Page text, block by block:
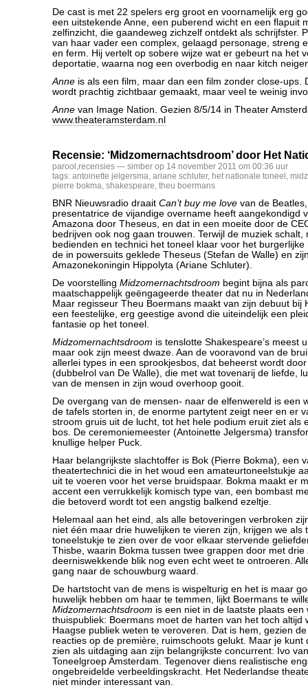
De cast is met 22 spelers erg groot en voornamelijk erg
een uitstekende Anne, een puberend wicht en een flapuit
zelfinzicht, die gaandeweg zichzelf ontdekt als schrijfster.
van haar vader een complex, gelaagd personage, streng
en ferm. Hij vertelt op sobere wijze wat er gebeurt na het
deportatie, waarna nog een overbodig en naar kitch
Anne is als een film, maar dan een film zonder close-ups.
wordt prachtig zichtbaar gemaakt, maar veel te weinig
Anne van Image Nation. Gezien 8/5/14 in Theater
www.theateramsterdam.nl
Recensie: ‘Midzomernachtsdroom’ door Het
parool ,recensies — simber op 14 november 2011 om 00:36 uur
tags: antoinette jelgersma, ariane schluter, het nationale toneel ,
pierre bokma, shakespeare, theu boermans
BNR Nieuwsradio draait Can’t buy me love van de
presentatrice de vijandige overname heeft aangekondigd
Amazona door Theseus, en dat in een moeite door de
bedrijven ook nog gaan trouwen. Terwijl de muziek schalt,
bedienden en technici het toneel klaar voor het burgerlijke
de in powersuits geklede Theseus (Stefan de Walle) en
Amazonekoningin Hippolyta (Ariane Schluter).
De voorstelling Midzomernachtsdroom begint bijna als
maatschappelijk geëngageerde theater dat nu in
Maar regisseur Theu Boermans maakt van zijn debuut bij
een feestelijke, erg geestige avond die uiteindelijk een
fantasie op het toneel.
Midzomernachtsdroom is tenslotte Shakespeare’s meest
maar ook zijn meest dwaze. Aan de vooravond van de
allerlei types in een sprookjesbos, dat beheerst wordt
(dubbelrol van De Walle), die met wat tovenarij de liefde,
van de mensen in zijn woud overhoop gooit.
De overgang van de mensen- naar de elfenwereld is een
de tafels storten in, de enorme partytent zeigt neer en er
stroom gruis uit de lucht, tot het hele podium eruit ziet als
bos. De ceremoniemeester (Antoinette Jelgersma)
knullige helper Puck.
Haar belangrijkste slachtoffer is Bok (Pierre Bokma), een
theatertechnici die in het woud een amateurtoneelstukje
uit te voeren voor het verse bruidspaar. Bokma maakt er
accent een verrukkelijk komisch type van, een bombast
die betoverd wordt tot een angstig balkend ezeltje.
Helemaal aan het eind, als alle betoveringen verbroken
niet één maar drie huwelijken te vieren zijn, krijgen we als
toneelstukje te zien over de voor elkaar stervende
Thisbe, waarin Bokma tussen twee grappen door met
deerniswekkende blik nog even echt weet te ontroeren.
gang naar de schouwburg waard.
De hartstocht van de mens is wispelturig en het is maar
huwelijk hebben om haar te temmen, lijkt Boermans te
Midzomernachtsdroom is een niet in de laatste plaats een
thuispubliek: Boermans moet de harten van het toch altijd
Haagse publiek weten te veroveren. Dat is hem, gezien
reacties op de première, ruimschoots gelukt. Maar je kunt
zien als uitdaging aan zijn belangrijkste concurrent: Ivo van
Toneelgroep Amsterdam. Tegenover diens realistische
ongebreidelde verbeeldingskracht. Het Nederlandse
niet minder interessant van.